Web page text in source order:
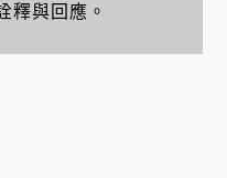
釋與回應。